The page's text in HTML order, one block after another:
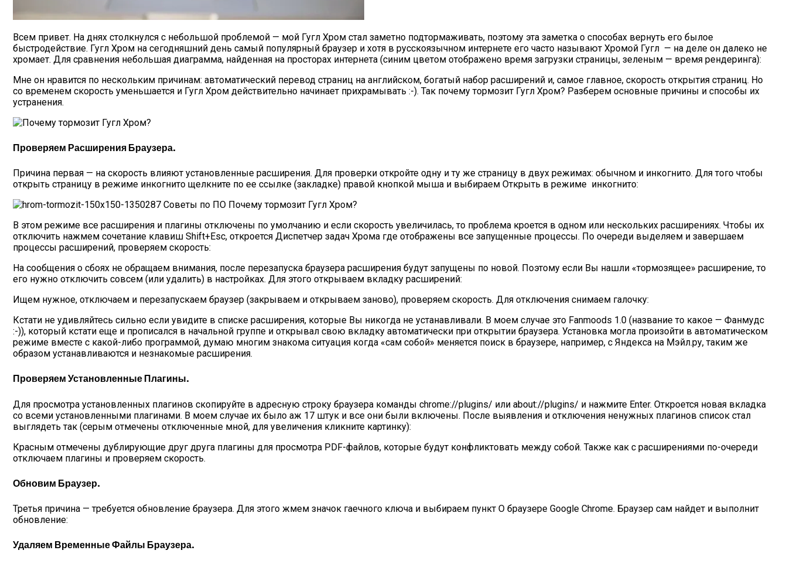
Всем привет. На днях столкнулся с небольшой проблемой — мой Гугл Хром стал заметно подтормаживать, поэтому эта заметка о способах вернуть его былое
быстродействие. Гугл Хром на сегодняшний день самый популярный браузер и хотя в русскоязычном интернете его часто называют Хромой Гугл — на деле он далеко не
хромает. Для сравнения небольшая диаграмма, найденная на просторах интернета (синим цветом отображено время загрузки страницы, зеленым — время рендеринга):
Мне он нравится по нескольким причинам: автоматический перевод страниц на английском, богатый набор расширений и, самое главное, скорость открытия страниц. Но
со временем скорость уменьшается и Гугл Хром действительно начинает прихрамывать :-). Так почему тормозит Гугл Хром? Разберем основные причины и способы их
устранения.
Проверяем Расширения Браузера.
Причина первая — на скорость влияют установленные расширения. Для проверки откройте одну и ту же страницу в двух режимах: обычном и инкогнито. Для того чтобы
открыть страницу в режиме инкогнито щелкните по ее ссылке (закладке) правой кнопкой мыша и выбираем Открыть в режиме инкогнито:
В этом режиме все расширения и плагины отключены по умолчанию и если скорость увеличилась, то проблема кроется в одном или нескольких расширениях. Чтобы их
отключить нажмем сочетание клавиш Shift+Esc, откроется Диспетчер задач Хрома где отображены все запущенные процессы. По очереди выделяем и завершаем
процессы расширений, проверяем скорость:
На сообщения о сбоях не обращаем внимания, после перезапуска браузера расширения будут запущены по новой. Поэтому если Вы нашли «тормозящее» расширение, то
его нужно отключить совсем (или удалить) в настройках. Для этого открываем вкладку расширений:
Ищем нужное, отключаем и перезапускаем браузер (закрываем и открываем заново), проверяем скорость. Для отключения снимаем галочку:
Кстати не удивляйтесь сильно если увидите в списке расширения, которые Вы никогда не устанавливали. В моем случае это Fanmoods 1.0 (название то какое — Фанмудс
:-)), который кстати еще и прописался в начальной группе и открывал свою вкладку автоматически при открытии браузера. Установка могла произойти в автоматическом
режиме вместе с какой-либо программой, думаю многим знакома ситуация когда «сам собой» меняется поиск в браузере, например, с Яндекса на Мэйл.ру, таким же
образом устанавливаются и незнакомые расширения.
Проверяем Установленные Плагины.
Для просмотра установленных плагинов скопируйте в адресную строку браузера команды chrome://plugins/ или about://plugins/ и нажмите Enter. Откроется новая вкладка
со всеми установленными плагинами. В моем случае их было аж 17 штук и все они были включены. После выявления и отключения ненужных плагинов список стал
выглядеть так (серым отмечены отключенные мной, для увеличения кликните картинку):
Красным отмечены дублирующие друг друга плагины для просмотра PDF-файлов, которые будут конфликтовать между собой. Также как с расширениями по-очереди
отключаем плагины и проверяем скорость.
Обновим Браузер.
Третья причина — требуется обновление браузера. Для этого жмем значок гаечного ключа и выбираем пункт О браузере Google Chrome. Браузер сам найдет и выполнит
обновление:
Удаляем Временные Файлы Браузера.